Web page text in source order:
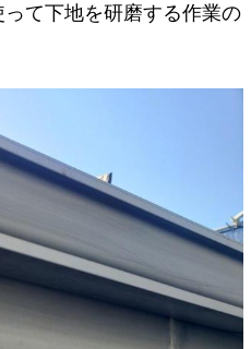
て下地を研磨する作業の